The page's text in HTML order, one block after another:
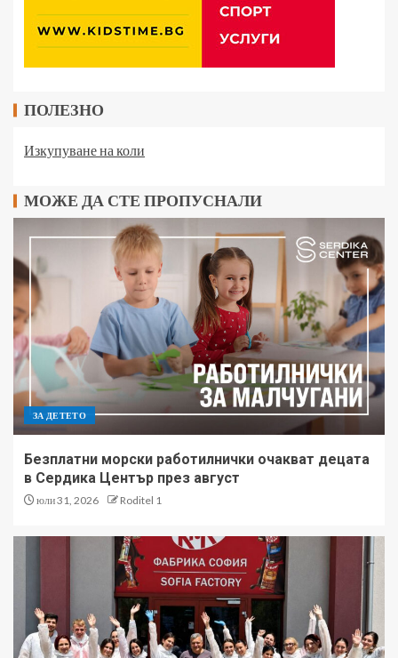
ПОЛЕЗНО
Изкупуване на коли
МОЖЕ ДА СТЕ ПРОПУСНАЛИ
ЗА ДЕТЕТО
Безплатни морски работилнички очакват децата
в Сердика Център през август
юли 31, 2026 Roditel 1